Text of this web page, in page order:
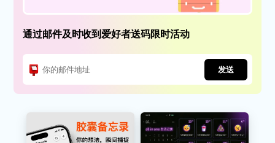
通过邮件及时收到爱好者送码限时活动
发送